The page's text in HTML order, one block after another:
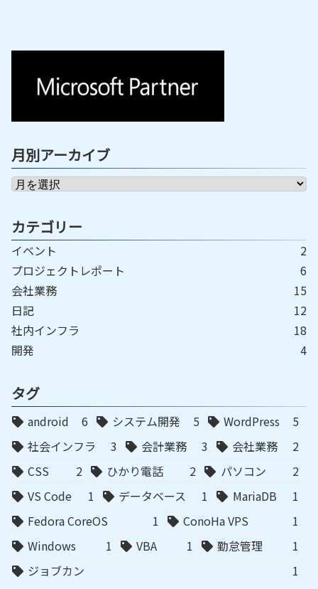
月別アーカイブ
カテゴリー
イベント
2
プロジェクトレポート
6
会社業務
15
日記
12
社内インフラ
18
開発
4
タグ
android 6 システム開発 5 WordPress
5
社会インフラ
3 会計業務 3 会社業務
2
CSS
2 ひかり電話 2 パソコン
2
VS Code
1 データベース 1 MariaDB
1
Fedora CoreOS
1 ConoHa VPS
1
Windows
1 VBA 1 勤怠管理
1
ジョブカン
1